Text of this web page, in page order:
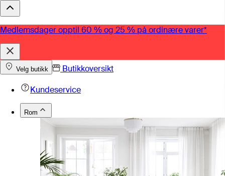
Medlemsdager opptil 60 % og 25 % på ordinære varer*
Velg butikk
Butikkoversikt
Kundeservice
Rom